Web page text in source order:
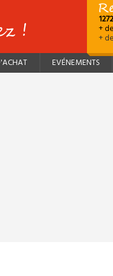
+ de
+ de
EVÉNEMENTS